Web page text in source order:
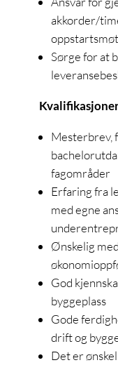
akkorder/
Sørge for at
Mesterbrev,
fagområder
Erfaring fra
med egne
Ønskelig
God
byggeplass
Gode
drift og
Det er